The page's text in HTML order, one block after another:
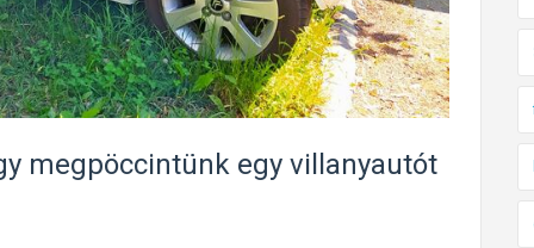
a
u
t
ó
k
b
ó
l
,
a
megpöccintünk egy villanyautót